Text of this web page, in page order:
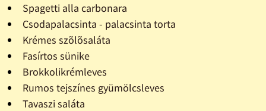
Spagetti alla carbonara
Csodapalacsinta - palacsinta torta
Krémes szõlõsaláta
Fasírtos sünike
Brokkolikrémleves
Rumos tejszínes gyümölcsleves
Tavaszi saláta